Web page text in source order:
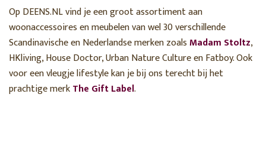
Op DEENS.NL vind je een groot assortiment aan
woonaccessoires en meubelen van wel 30 verschillende
Scandinavische en Nederlandse merken zoalsMadam Stoltz,
HKliving, House Doctor, Urban Nature Culture en Fatboy. Ook
voor een vleugje lifestyle kan je bij ons terecht bij het
prachtige merkThe Gift Label.